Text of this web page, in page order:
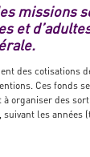
missions
et
des cotisations
Ces fonds
à organiser des
suivant les